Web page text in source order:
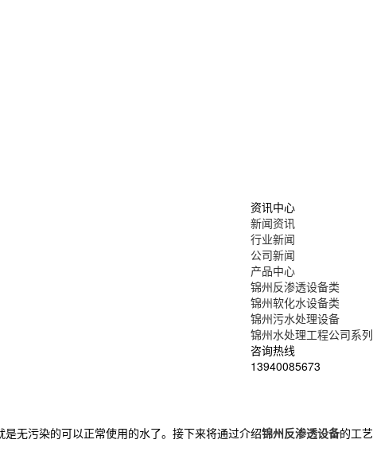
资讯中心
新闻资讯
行业新闻
公司新闻
产品中心
锦州反渗透设备类
锦州软化水设备类
锦州污水处理设备
锦州水处理工程公司系列
咨询热线
13940085673
无污染的可以正常使用的水了。接下来将通过介绍锦州反渗透设备的工艺